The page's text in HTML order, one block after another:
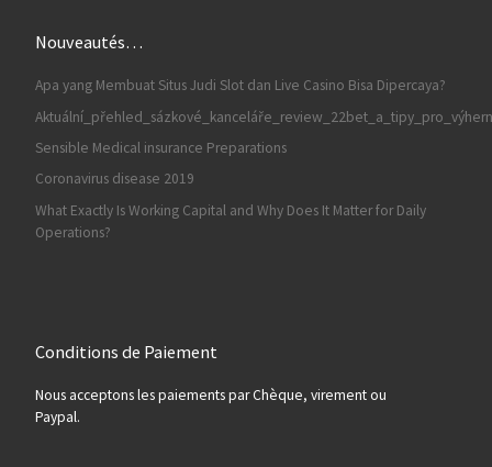
Nouveautés…
Apa yang Membuat Situs Judi Slot dan Live Casino Bisa Dipercaya?
Sensible Medical insurance Preparations
Coronavirus disease 2019
What Exactly Is Working Capital and Why Does It Matter for Daily
Operations?
Conditions de Paiement
Nous acceptons les paiements par Chèque, virement ou
Paypal.